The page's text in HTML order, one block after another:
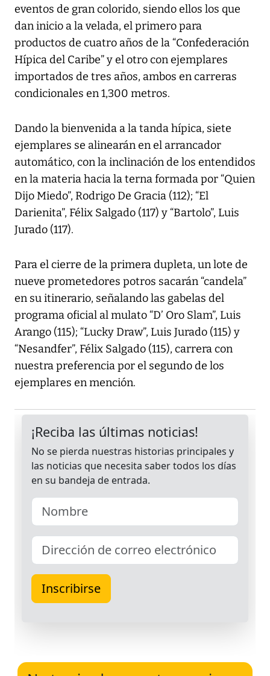
eventos de gran colorido, siendo ellos los que
dan inicio a la velada, el primero para
productos de cuatro años de la “Confederación
Hípica del Caribe” y el otro con ejemplares
importados de tres años, ambos en carreras
condicionales en 1,300 metros.
Dando la bienvenida a la tanda hípica, siete
ejemplares se alinearán en el arrancador
automático, con la inclinación de los entendidos
en la materia hacia la terna formada por “Quien
Dijo Miedo”, Rodrigo De Gracia (112); “El
Darienita”, Félix Salgado (117) y “Bartolo”, Luis
Jurado (117).
Para el cierre de la primera dupleta, un lote de
nueve prometedores potros sacarán “candela”
en su itinerario, señalando las gabelas del
programa oficial al mulato “D’ Oro Slam”, Luis
Arango (115); “Lucky Draw”, Luis Jurado (115) y
“Nesandfer”, Félix Salgado (115), carrera con
nuestra preferencia por el segundo de los
ejemplares en mención.